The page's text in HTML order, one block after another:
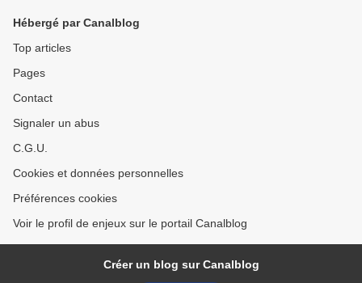
Hébergé par Canalblog
Top articles
Pages
Contact
Signaler un abus
C.G.U.
Cookies et données personnelles
Préférences cookies
Voir le profil de enjeux sur le portail Canalblog
Créer un blog sur Canalblog